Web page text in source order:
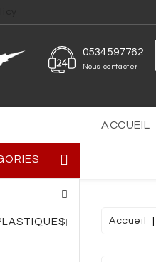
0534597762
Nous contacter
ACCUEIL
Accueil